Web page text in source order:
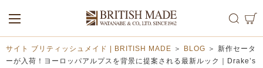
ALL MEN
WOMEN
サイト ブリティッシュメイド | BRITISH MADE ＞ BLOG ＞ 新作セータ
ーが入荷！ヨーロッパアルプスを背景に提案される最新ルック｜Drake’s